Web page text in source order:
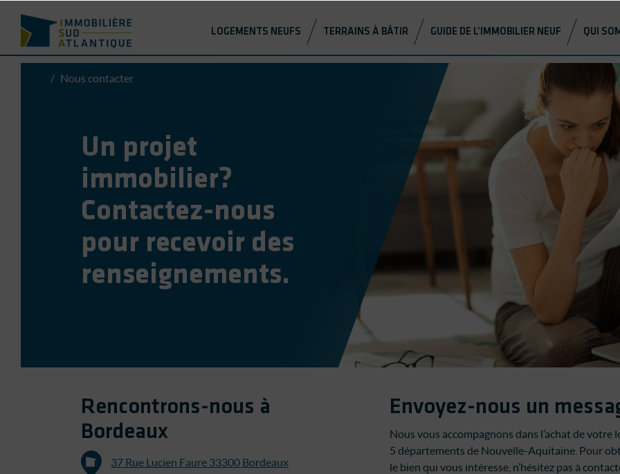
Immobilière Sud Atlantique
LOGEMENTS NEUFS TERRAINS À BÂTIR GUIDE DE L’IMMOBILIER NEUF QUI
Immobilière
/ Nous contacter
Un projet
immobilier?
Contactez-nous
pour recevoir des
renseignements.
Rencontrons-nous à
Bordeaux
37 Rue Lucien Faure 33300 Bordeaux
Envoyez-nous un
Nous vous accompagnons dans l’achat de
5 départements de Nouvelle-Aquitaine. Pour
le bien qui vous intéresse, n’hésitez pas à